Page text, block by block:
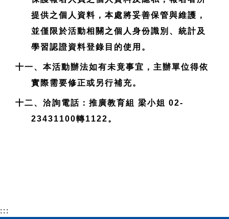
提供之個人資料，本處將妥善保管與維護，
並僅限於活動相關之個人身份識別、統計及
學習認證資料登錄目的使用。
十一、本活動辦法如有未竟事宜，主辦單位得依
實際需要修正或另行補充。
十二、洽詢電話：推廣教育組 梁小姐 02-
23431100轉1122。
:::